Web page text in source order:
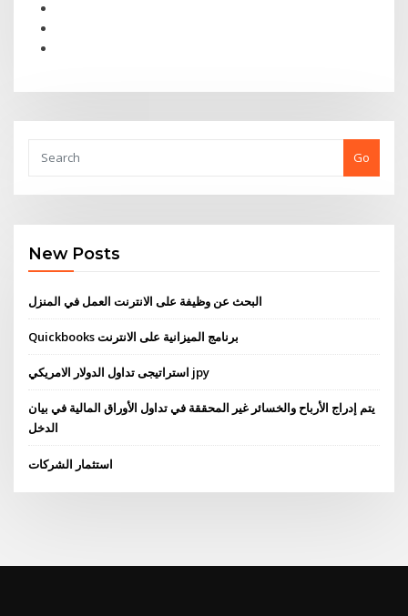
Go
New Posts
البحث عن وظيفة على الانترنت العمل في المنزل
Quickbooks برنامج الميزانية على الانترنت
استراتيجى تداول الدولار الامريكي jpy
يتم إدراج الأرباح والخسائر غير المحققة في تداول الأوراق المالية في بيان
الدخل
استثمار الشركات